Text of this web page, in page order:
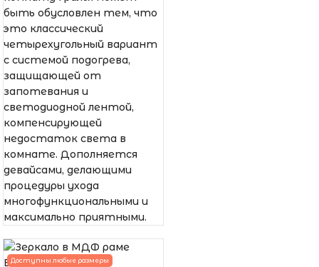
быть обусловлен тем, что
это классический
четырехугольный вариант
с системой подогрева,
защищающей от
запотевания и
светодиодной лентой,
компенсирующей
недостаток света в
комнате. Дополняется
девайсами, делающими
процедуры ухода
многофункциональными и
максимально приятными.
Доступны любые размеры